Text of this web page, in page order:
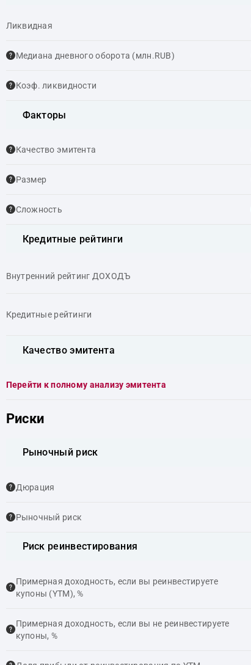
Ликвидная
Медиана дневного оборота (млн.RUB)
Коэф. ликвидности
Факторы
Качество эмитента
Размер
Сложность
Кредитные рейтинги
Внутренний рейтинг ДОХОДЪ
Кредитные рейтинги
Качество эмитента
Перейти к полному анализу эмитента
Риски
Рыночный риск
Дюрация
Рыночный риск
Риск реинвестирования
Примерная доходность, если вы реинвестируете
купоны (YTM), %
Примерная доходность, если вы не реинвестируете
купоны, %